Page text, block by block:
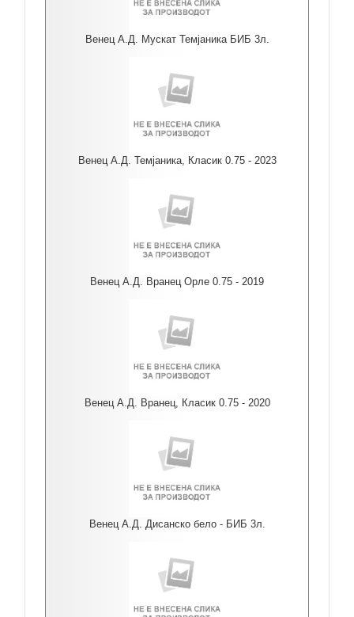
Венец А.Д. Мускат Темјаника БИБ 3л.
Венец А.Д. Темјаника, Класик 0.75 - 2023
Венец А.Д. Вранец Орле 0.75 - 2019
Венец А.Д. Вранец, Класик 0.75 - 2020
Венец А.Д. Дисанско бело - БИБ 3л.